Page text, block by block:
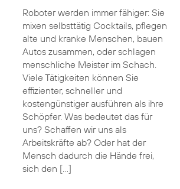
Roboter werden immer fähiger: Sie
mixen selbsttätig Cocktails, pflegen
alte und kranke Menschen, bauen
Autos zusammen, oder schlagen
menschliche Meister im Schach.
Viele Tätigkeiten können Sie
effizienter, schneller und
kostengünstiger ausführen als ihre
Schöpfer. Was bedeutet das für
uns? Schaffen wir uns als
Arbeitskräfte ab? Oder hat der
Mensch dadurch die Hände frei,
sich den […]